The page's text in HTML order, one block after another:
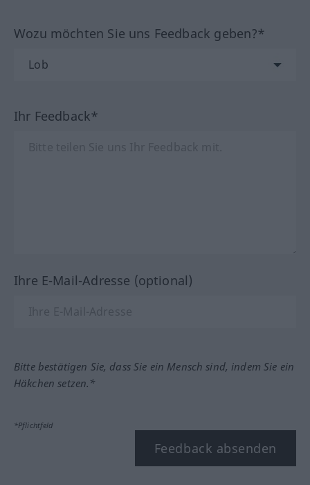
Wozu möchten Sie uns Feedback geben?*
Ihr Feedback*
Ihre E-Mail-Adresse (optional)
Bitte bestätigen Sie, dass Sie ein Mensch sind, indem Sie ein
Häkchen setzen.*
*Pflichtfeld
Feedback absenden